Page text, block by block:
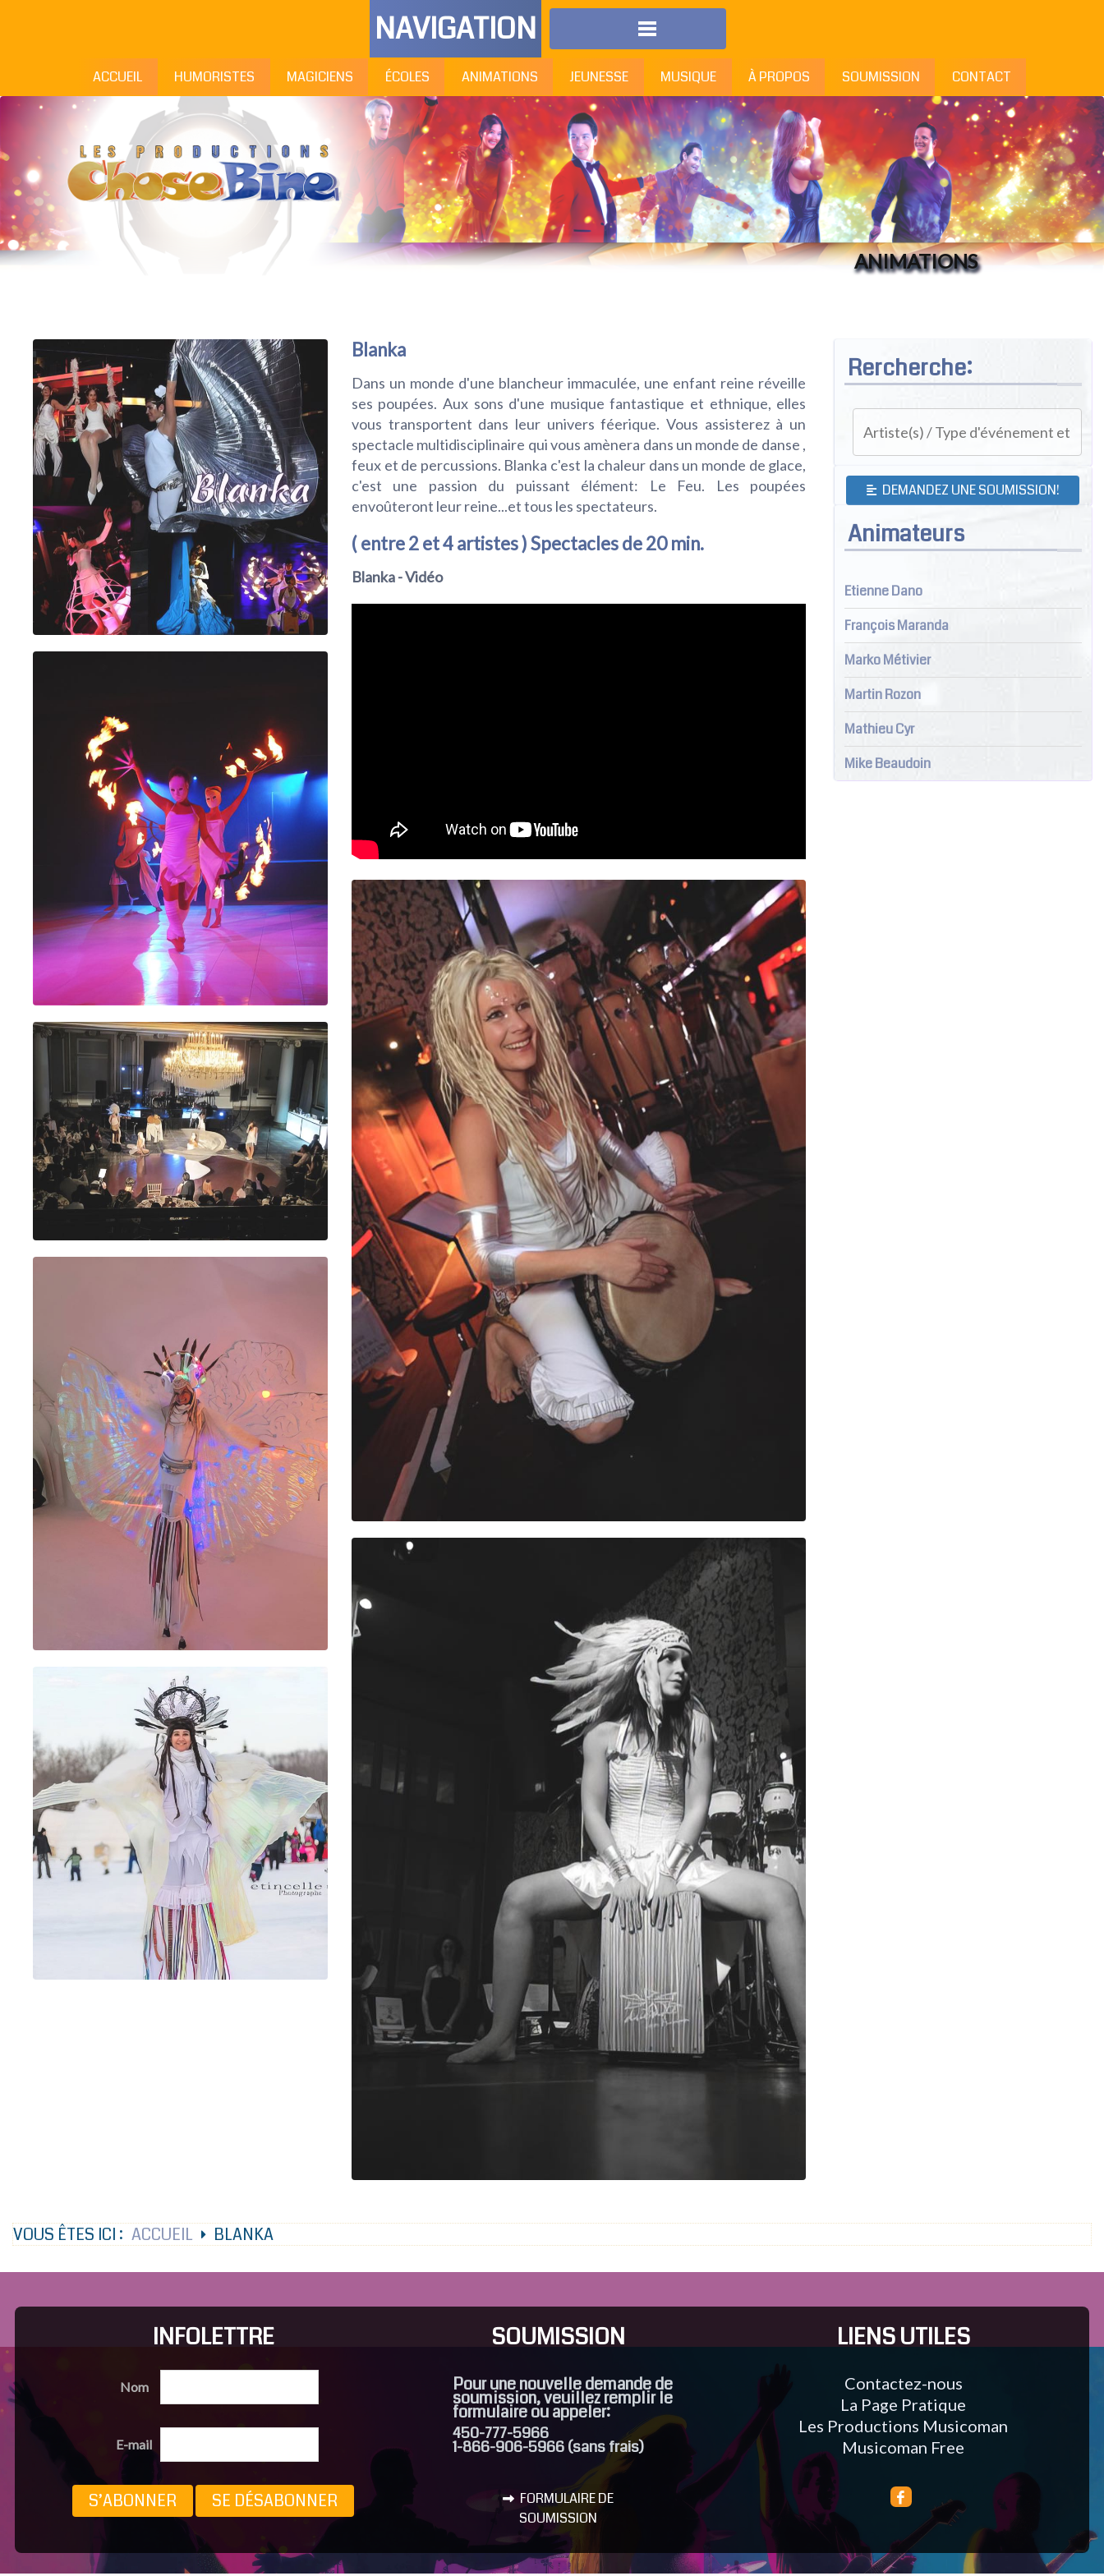
NAVIGATION
ACCUEIL HUMORISTES MAGICIENS ÉCOLES ANIMATIONS JEUNESSE MUSIQUE À PROPOS SOUMISSION CONTACT
ANIMATIONS
Blanka
Dans un monde d'une blancheur immaculée, une enfant reine réveille
ses poupées. Aux sons d'une musique fantastique et ethnique, elles
vous transportent dans leur univers féerique. Vous assisterez à un
spectacle multidisciplinaire qui vous amènera dans un monde de danse ,
feux et de percussions. Blanka c'est la chaleur dans un monde de glace,
c'est une passion du puissant élément: Le Feu. Les poupées
envoûteront leur reine...et tous les spectateurs.
( entre 2 et 4 artistes ) Spectacles de 20 min.
Blanka - Vidéo
Rercherche:
DEMANDEZ UNE SOUMISSION!
Animateurs
Etienne Dano
François Maranda
Marko Métivier
Martin Rozon
Mathieu Cyr
Mike Beaudoin
VOUS ÊTES ICI : ACCUEIL BLANKA
INFOLETTRE
Nom
E-mail
S’ABONNER SE DÉSABONNER
SOUMISSION
Pour une nouvelle demande de
soumission, veuillez remplir le
formulaire ou appeler:
450-777-5966
1-866-906-5966 (sans frais)
FORMULAIRE DE
SOUMISSION
LIENS UTILES
Contactez-nous
La Page Pratique
Les Productions Musicoman
Musicoman Free